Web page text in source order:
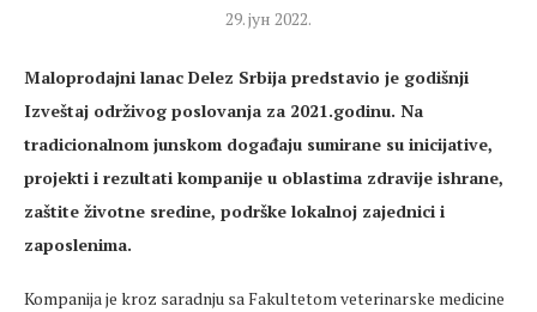
29. јун 2022.
Maloprodajni lanac Delez Srbija predstavio je godišnji
Izveštaj održivog poslovanja za 2021.godinu. Na
tradicionalnom junskom događaju sumirane su inicijative,
projekti i rezultati kompanije u oblastima zdravije ishrane,
zaštite životne sredine, podrške lokalnoj zajednici i
zaposlenima.
Kompanija je kroz saradnju sa Fakultetom veterinarske medicine